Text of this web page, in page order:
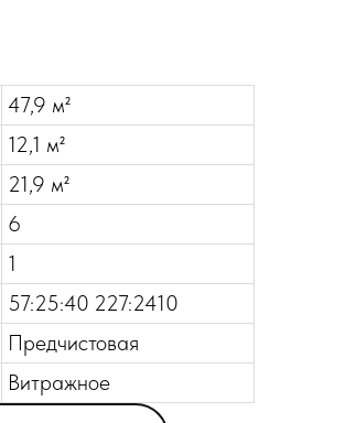
47,9 м²
12,1 м²
21,9 м²
6
1
57:25:40 227:2410
Предчистовая
Витражное